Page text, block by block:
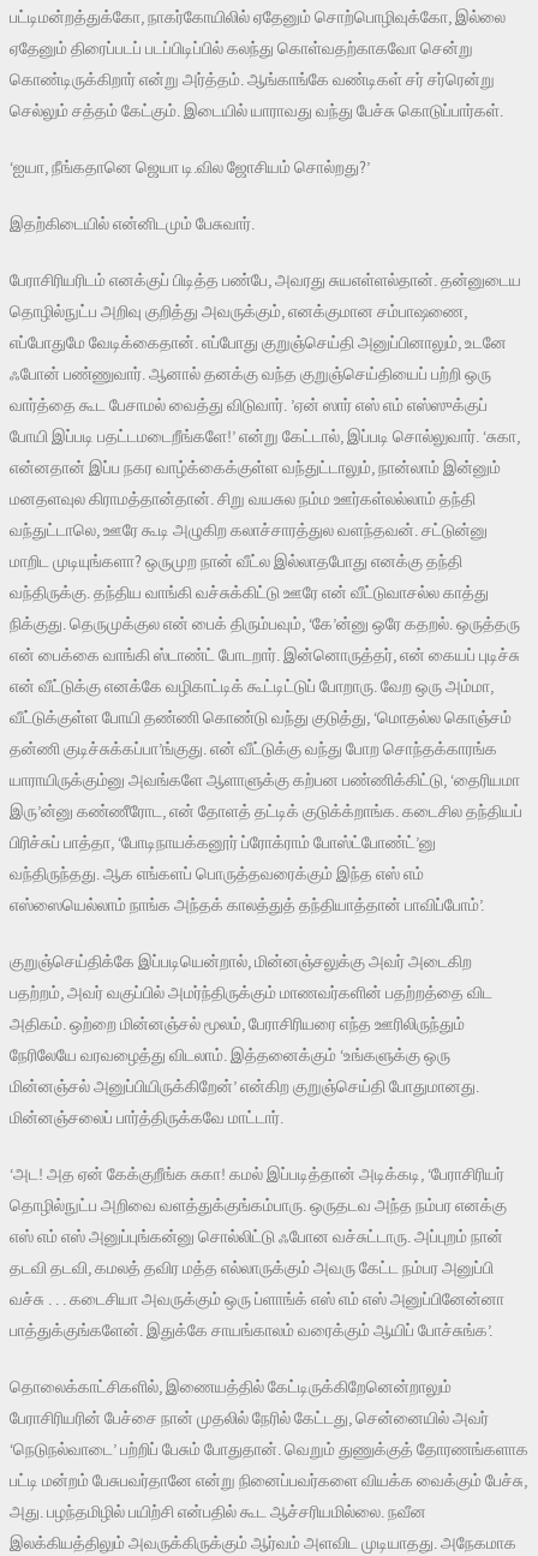
பட்டிமன்றத்துக்கோ, நாகர்கோயிலில் ஏதேனும் சொற்பொழிவுக்கோ, இல்லை
ஏதேனும் திரைப்படப் படப்பிடிப்பில் கலந்து கொள்வதற்காகவோ சென்று
கொண்டிருக்கிறார் என்று அர்த்தம். ஆங்காங்கே வண்டிகள் சர் சர்ரென்று
செல்லும் சத்தம் கேட்கும். இடையில் யாராவது வந்து பேச்சு கொடுப்பார்கள்.
‘ஐயா, நீங்கதானெ ஜெயா டி.வில ஜோசியம் சொல்றது?’
இதற்கிடையில் என்னிடமும் பேசுவார்.
பேராசிரியரிடம் எனக்குப் பிடித்த பண்பே, அவரது சுயஎள்ளல்தான். தன்னுடைய
தொழில்நுட்ப அறிவு குறித்து அவருக்கும், எனக்குமான சம்பாஷணை,
எப்போதுமே வேடிக்கைதான். எப்போது குறுஞ்செய்தி அனுப்பினாலும், உடனே
ஃபோன் பண்ணுவார். ஆனால் தனக்கு வந்த குறுஞ்செய்தியைப் பற்றி ஒரு
வார்த்தை கூட பேசாமல் வைத்து விடுவார். ’ஏன் ஸார் எஸ் எம் எஸ்ஸுக்குப்
போயி இப்படி பதட்டமடைறீங்களே!’ என்று கேட்டால், இப்படி சொல்லுவார். ‘சுகா,
என்னதான் இப்ப நகர வாழ்க்கைக்குள்ள வந்துட்டாலும், நான்லாம் இன்னும்
மனதளவுல கிராமத்தான்தான். சிறு வயசுல நம்ம ஊர்கள்லல்லாம் தந்தி
வந்துட்டாலெ, ஊரே கூடி அழுகிற கலாச்சாரத்துல வளந்தவன். சட்டுன்னு
மாறிட முடியுங்களா? ஒருமுற நான் வீட்ல இல்லாதபோது எனக்கு தந்தி
வந்திருக்கு. தந்திய வாங்கி வச்சுக்கிட்டு ஊரே என் வீட்டுவாசல்ல காத்து
நிக்குது. தெருமுக்குல என் பைக் திரும்பவும், ‘கே’ன்னு ஒரே கதறல். ஒருத்தரு
என் பைக்கை வாங்கி ஸ்டாண்ட் போடறார். இன்னொருத்தர், என் கையப் புடிச்சு
என் வீட்டுக்கு எனக்கே வழிகாட்டிக் கூட்டிட்டுப் போறாரு. வேற ஒரு அம்மா,
வீட்டுக்குள்ள போயி தண்ணி கொண்டு வந்து குடுத்து, ‘மொதல்ல கொஞ்சம்
தன்ணி குடிச்சுக்கப்பா’ங்குது. என் வீட்டுக்கு வந்து போற சொந்தக்காரங்க
யாராயிருக்கும்னு அவங்களே ஆளாளுக்கு கற்பன பண்ணிக்கிட்டு, ‘தைரியமா
இரு’ன்னு கண்ணீரோட, என் தோளத் தட்டிக் குடுக்க்றாங்க. கடைசில தந்தியப்
பிரிச்சுப் பாத்தா, ‘போடிநாயக்கனூர் ப்ரோக்ராம் போஸ்ட்போண்ட்’னு
வந்திருந்தது. ஆக எங்களப் பொருத்தவரைக்கும் இந்த எஸ் எம்
எஸ்ஸையெல்லாம் நாங்க அந்தக் காலத்துத் தந்தியாத்தான் பாவிப்போம்’.
குறுஞ்செய்திக்கே இப்படியென்றால், மின்னஞ்சலுக்கு அவர் அடைகிற
பதற்றம், அவர் வகுப்பில் அமர்ந்திருக்கும் மாணவர்களின் பதற்றத்தை விட
அதிகம். ஒற்றை மின்னஞ்சல் மூலம், பேராசிரியரை எந்த ஊரிலிருந்தும்
நேரிலேயே வரவழைத்து விடலாம். இத்தனைக்கும் ‘உங்களுக்கு ஒரு
மின்னஞ்சல் அனுப்பியிருக்கிறேன்’ என்கிற குறுஞ்செய்தி போதுமானது.
மின்னஞ்சலைப் பார்த்திருக்கவே மாட்டார்.
‘அட! அத ஏன் கேக்குறீங்க சுகா! கமல் இப்படித்தான் அடிக்கடி, ‘பேராசிரியர்
தொழில்நுட்ப அறிவை வளத்துக்குங்கம்பாரு. ஒருதடவ அந்த நம்பர எனக்கு
எஸ் எம் எஸ் அனுப்புங்கன்னு சொல்லிட்டு ஃபோன வச்சுட்டாரு. அப்புறம் நான்
தடவி தடவி, கமலத் தவிர மத்த எல்லாருக்கும் அவரு கேட்ட நம்பர அனுப்பி
வச்சு . . . கடைசியா அவருக்கும் ஒரு ப்ளாங்க் எஸ் எம் எஸ் அனுப்பினேன்னா
பாத்துக்குங்களேன். இதுக்கே சாயங்காலம் வரைக்கும் ஆயிப் போச்சுங்க’.
தொலைக்காட்சிகளில், இணையத்தில் கேட்டிருக்கிறேனென்றாலும்
பேராசிரியரின் பேச்சை நான் முதலில் நேரில் கேட்டது, சென்னையில் அவர்
‘நெடுநல்வாடை’ பற்றிப் பேசும் போதுதான். வெறும் துணுக்குத் தோரணங்களாக
பட்டி மன்றம் பேசுபவர்தானே என்று நினைப்பவர்களை வியக்க வைக்கும் பேச்சு,
அது. பழந்தமிழில் பயிற்சி என்பதில் கூட ஆச்சரியமில்லை. நவீன
இலக்கியத்திலும் அவருக்கிருக்கும் ஆர்வம் அளவிட முடியாதது. அநேகமாக